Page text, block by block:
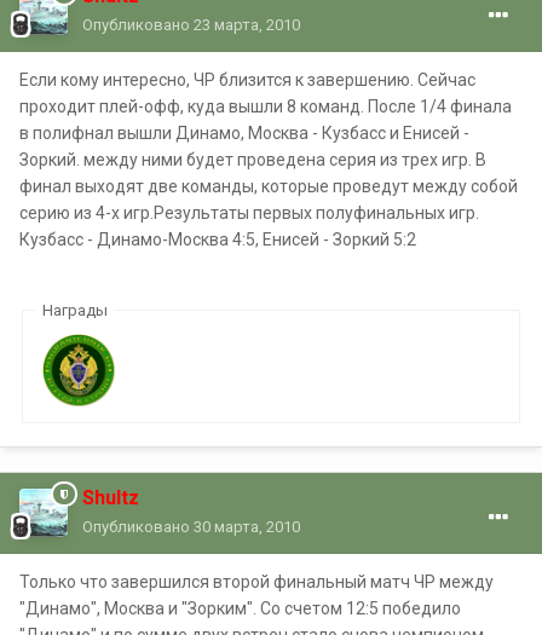
Опубликовано 23 марта, 2010
Если кому интересно, ЧР близится к завершению. Сейчас
проходит плей-офф, куда вышли 8 команд. После 1/4 финала
в полифнал вышли Динамо, Москва - Кузбасс и Енисей -
Зоркий. между ними будет проведена серия из трех игр. В
финал выходят две команды, которые проведут между собой
серию из 4-х игр.Результаты первых полуфинальных игр.
Кузбасс - Динамо-Москва 4:5, Енисей - Зоркий 5:2
Награды
Shultz
Опубликовано 30 марта, 2010
Только что завершился второй финальный матч ЧР между
"Динамо", Москва и "Зорким". Со счетом 12:5 победило